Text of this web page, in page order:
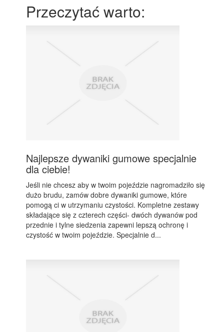
Przeczytać warto:
Najlepsze dywaniki gumowe specjalnie
dla ciebie!
Jeśli nie chcesz aby w twoim pojeździe nagromadziło się
dużo brudu, zamów dobre dywaniki gumowe, które
pomogą ci w utrzymaniu czystości. Kompletne zestawy
składające się z czterech części- dwóch dywanów pod
przednie i tylne siedzenia zapewni lepszą ochronę i
czystość w twoim pojeździe. Specjalnie d...